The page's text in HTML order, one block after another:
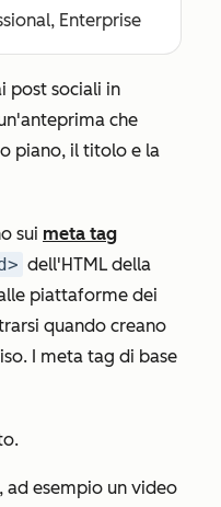
Enterprise
post sociali in
che
piano, il titolo e la
sui meta tag
dell'HTML della
piattaforme dei
quando creano
I meta tag di base
esempio un video